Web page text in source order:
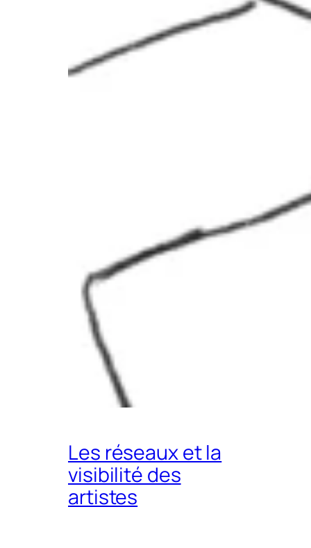
Les réseaux et la
visibilité des
artistes